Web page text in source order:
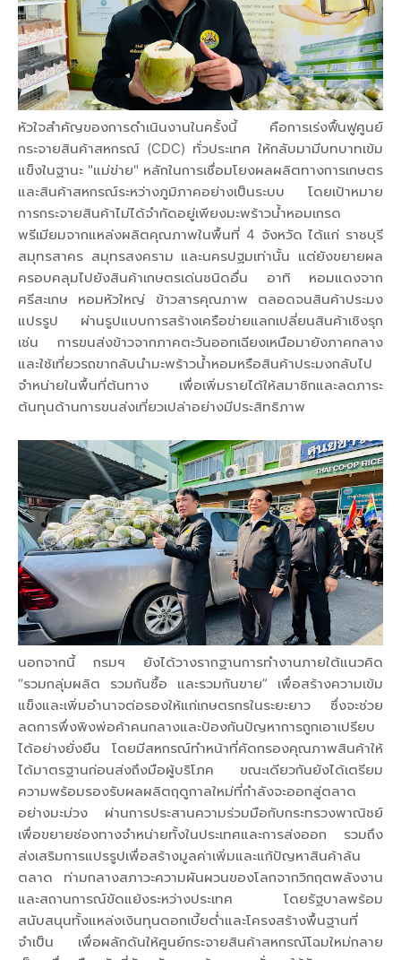
หัวใจสำคัญของการดำเนินงานในครั้งนี้ คือการเร่งฟื้นฟูศูนย์
กระจายสินค้าสหกรณ์ (CDC) ทั่วประเทศ ให้กลับมามีบทบาทเข้ม
แข็งในฐานะ "แม่ข่าย" หลักในการเชื่อมโยงผลผลิตทางการเกษตร
และสินค้าสหกรณ์ระหว่างภูมิภาคอย่างเป็นระบบ โดยเป้าหมาย
การกระจายสินค้าไม่ได้จำกัดอยู่เพียงมะพร้าวน้ำหอมเกรด
พรีเมียมจากแหล่งผลิตคุณภาพในพื้นที่ 4 จังหวัด ได้แก่ ราชบุรี
สมุทรสาคร สมุทรสงคราม และนครปฐมเท่านั้น แต่ยังขยายผล
ครอบคลุมไปยังสินค้าเกษตรเด่นชนิดอื่น อาทิ หอมแดงจาก
ศรีสะเกษ หอมหัวใหญ่ ข้าวสารคุณภาพ ตลอดจนสินค้าประมง
แปรรูป ผ่านรูปแบบการสร้างเครือข่ายแลกเปลี่ยนสินค้าเชิงรุก
เช่น การขนส่งข้าวจากภาคตะวันออกเฉียงเหนือมายังภาคกลาง
และใช้เที่ยวรถขากลับนำมะพร้าวน้ำหอมหรือสินค้าประมงกลับไป
จำหน่ายในพื้นที่ต้นทาง เพื่อเพิ่มรายได้ให้สมาชิกและลดภาระ
ต้นทุนด้านการขนส่งเที่ยวเปล่าอย่างมีประสิทธิภาพ
นอกจากนี้ กรมฯ ยังได้วางรากฐานการทำงานภายใต้แนวคิด
“รวมกลุ่มผลิต รวมกันซื้อ และรวมกันขาย” เพื่อสร้างความเข้ม
แข็งและเพิ่มอำนาจต่อรองให้แก่เกษตรกรในระยะยาว ซึ่งจะช่วย
ลดการพึ่งพิงพ่อค้าคนกลางและป้องกันปัญหาการถูกเอาเปรียบ
ได้อย่างยั่งยืน โดยมีสหกรณ์ทำหน้าที่คัดกรองคุณภาพสินค้าให้
ได้มาตรฐานก่อนส่งถึงมือผู้บริโภค ขณะเดียวกันยังได้เตรียม
ความพร้อมรองรับผลผลิตฤดูกาลใหม่ที่กำลังจะออกสู่ตลาด
อย่างมะม่วง ผ่านการประสานความร่วมมือกับกระทรวงพาณิชย์
เพื่อขยายช่องทางจำหน่ายทั้งในประเทศและการส่งออก รวมถึง
ส่งเสริมการแปรรูปเพื่อสร้างมูลค่าเพิ่มและแก้ปัญหาสินค้าล้น
ตลาด ท่ามกลางสภาวะความผันผวนของโลกจากวิกฤตพลังงาน
และสถานการณ์ขัดแย้งระหว่างประเทศ โดยรัฐบาลพร้อม
สนับสนุนทั้งแหล่งเงินทุนดอกเบี้ยต่ำและโครงสร้างพื้นฐานที่
จำเป็น เพื่อผลักดันให้ศูนย์กระจายสินค้าสหกรณ์โฉมใหม่กลาย